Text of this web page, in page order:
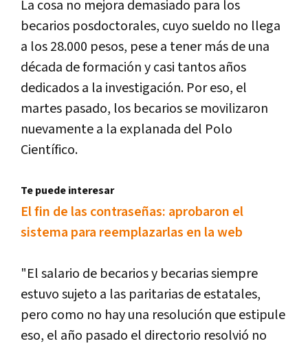
La cosa no mejora demasiado para los
becarios posdoctorales, cuyo sueldo no llega
a los 28.000 pesos, pese a tener más de una
década de formación y casi tantos años
dedicados a la investigación. Por eso, el
martes pasado, los becarios se movilizaron
nuevamente a la explanada del Polo
Científico.
Te puede interesar
El fin de las contraseñas: aprobaron el
sistema para reemplazarlas en la web
"El salario de becarios y becarias siempre
estuvo sujeto a las paritarias de estatales,
pero como no hay una resolución que estipule
eso, el año pasado el directorio resolvió no